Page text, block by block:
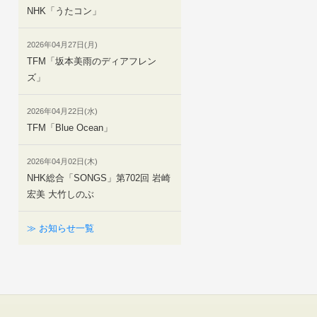
NHK「うたコン」
2026年04月27日(月)
TFM「坂本美雨のディアフレン
ズ」
2026年04月22日(水)
TFM「Blue Ocean」
2026年04月02日(木)
NHK総合「SONGS」第702回 岩崎
宏美 大竹しのぶ
≫ お知らせ一覧